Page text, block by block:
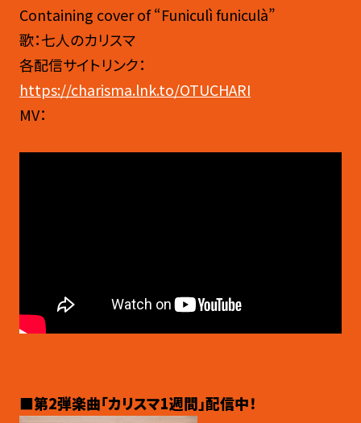
Containing cover of “Funiculì funiculà”
歌：七人のカリスマ
各配信サイトリンク：
https://charisma.lnk.to/OTUCHARI
MV：
■第2弾楽曲「カリスマ1週間」配信中！